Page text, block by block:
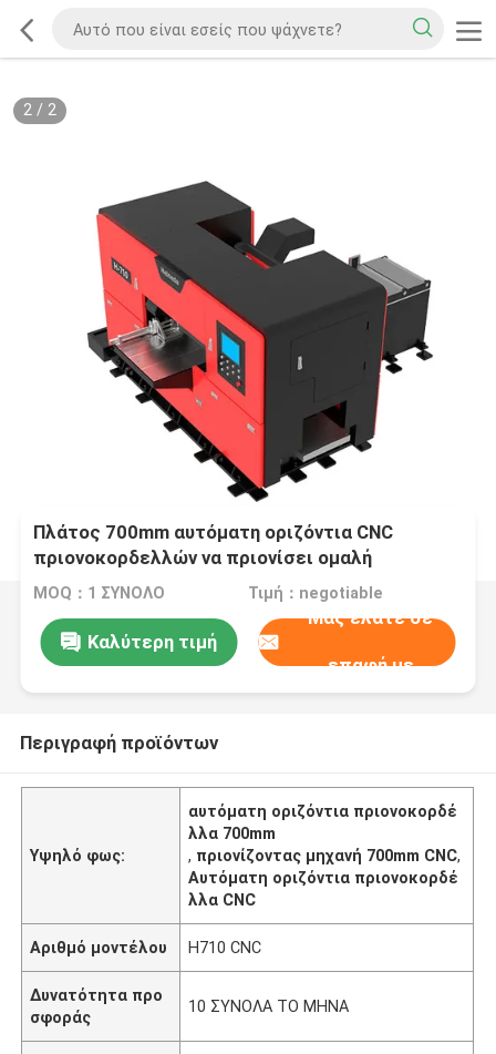
2/ 2
Πλάτος 700mm αυτόματη οριζόντια CNC
πριονοκορδελλών να πριονίσει ομαλή
επιφάνεια μηχανών
MOQ：1 ΣΥΝΟΛΟ Τιμή：negotiable
Καλύτερη τιμή
Μας ελάτε σε
επαφή με
Περιγραφή προϊόντων
Υψηλό φως:
αυτόματη οριζόντια πριονοκορδέ
λλα 700mm
, πριονίζοντας μηχανή 700mm CNC,
Αυτόματη οριζόντια πριονοκορδέ
λλα CNC
Αριθμό μοντέλου H710 CNC
Δυνατότητα προ
σφοράς
10 ΣΥΝΟΛΑ ΤΟ ΜΗΝΑ